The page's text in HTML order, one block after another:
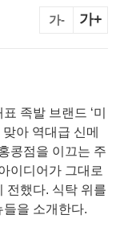
가- 가+
족발 브랜드 ‘미
아 역대급 신메
콩점을 이끄는 주
이디어가 그대로
전했다. 식탁 위를
을 소개한다.